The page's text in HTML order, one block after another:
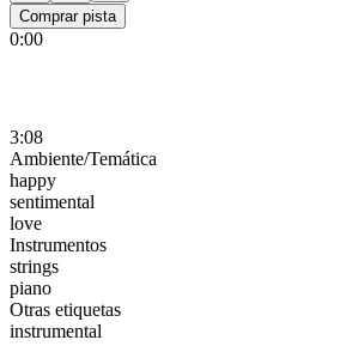
Comprar pista
0:00
3:08
Ambiente/Temática
happy
sentimental
love
Instrumentos
strings
piano
Otras etiquetas
instrumental